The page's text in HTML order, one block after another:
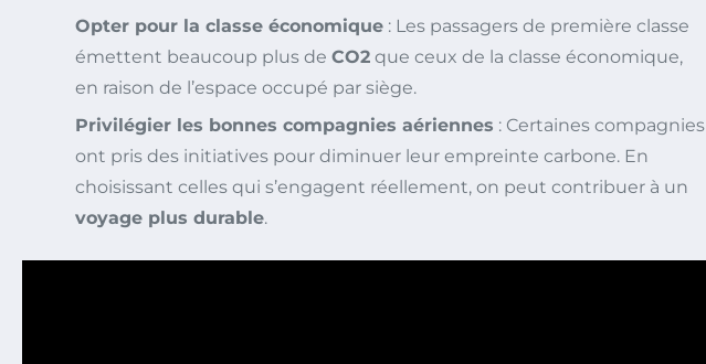
Opter pour la classe économique : Les passagers de première classe
émettent beaucoup plus de CO2 que ceux de la classe économique,
en raison de l’espace occupé par siège.
Privilégier les bonnes compagnies aériennes : Certaines compagnies
ont pris des initiatives pour diminuer leur empreinte carbone. En
choisissant celles qui s’engagent réellement, on peut contribuer à un
voyage plus durable.